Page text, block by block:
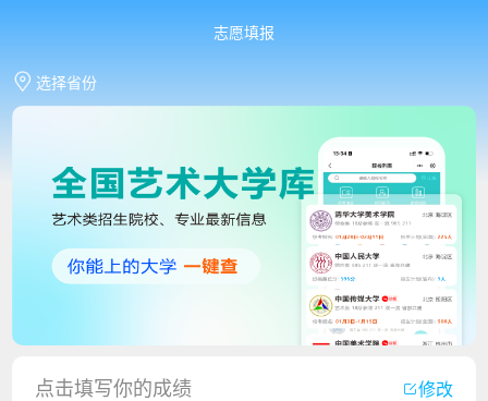
志愿填报
选择省份
点击填写你的成绩 修改